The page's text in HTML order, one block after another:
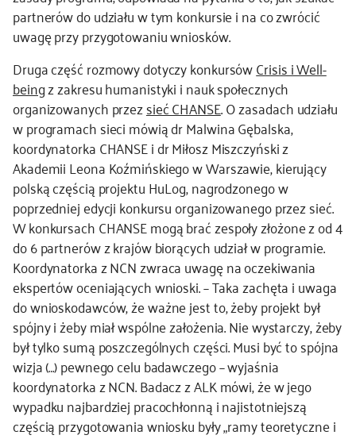
partnerów do udziału w tym konkursie i na co zwrócić
uwagę przy przygotowaniu wniosków.
Druga część rozmowy dotyczy konkursówCrisis i Well-
beingz zakresu humanistyki i nauk społecznych
organizowanych przezsieć CHANSE. O zasadach udziału
w programach sieci mówią dr Malwina Gębalska,
koordynatorka CHANSE i dr Miłosz Miszczyński z
Akademii Leona Koźmińskiego w Warszawie, kierujący
polską częścią projektu HuLog, nagrodzonego w
poprzedniej edycji konkursu organizowanego przez sieć.
W konkursach CHANSE mogą brać zespoły złożone z od 4
do 6 partnerów z krajów biorących udział w programie.
Koordynatorka z NCN zwraca uwagę na oczekiwania
ekspertów oceniających wnioski. – Taka zachęta i uwaga
do wnioskodawców, że ważne jest to, żeby projekt był
spójny i żeby miał wspólne założenia. Nie wystarczy, żeby
był tylko sumą poszczególnych części. Musi być to spójna
wizja (…) pewnego celu badawczego – wyjaśnia
koordynatorka z NCN. Badacz z ALK mówi, że w jego
wypadku najbardziej pracochłonną i najistotniejszą
częścią przygotowania wniosku były „ramy teoretyczne i